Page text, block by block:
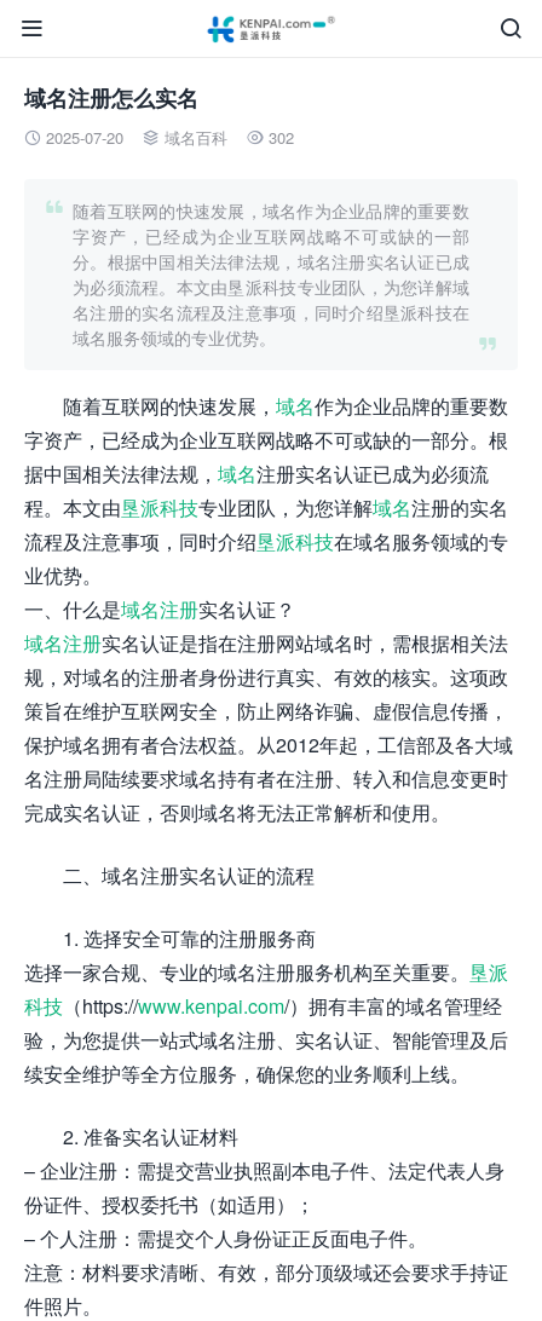


域名注册怎么实名
 2025-07-20  域名百科  302


随着互联网的快速发展，域名作为企业品牌的重要数
字资产，已经成为企业互联网战略不可或缺的一部
分。根据中国相关法律法规，域名注册实名认证已成
为必须流程。本文由垦派科技专业团队，为您详解域
名注册的实名流程及注意事项，同时介绍垦派科技在
域名服务领域的专业优势。
随着互联网的快速发展， 域名作为企业品牌的重要数
字资产，已经成为企业互联网战略不可或缺的一部分。根
据中国相关法律法规， 域名注册实名认证已成为必须流
程。本文由垦派科技专业团队，为您详解域名注册的实名
流程及注意事项，同时介绍垦派科技在域名服务领域的专
业优势。
一、什么是域名注册实名认证？
域名注册实名认证是指在注册网站域名时，需根据相关法
规，对域名的注册者身份进行真实、有效的核实。这项政
策旨在维护互联网安全，防止网络诈骗、虚假信息传播，
保护域名拥有者合法权益。从2012年起，工信部及各大域
名注册局陆续要求域名持有者在注册、转入和信息变更时
完成实名认证，否则域名将无法正常解析和使用。
二、域名注册实名认证的流程
1. 选择安全可靠的注册服务商
选择一家合规、专业的域名注册服务机构至关重要。 垦派
科技 （https://www.kenpai.com/）拥有丰富的域名管理经
验，为您提供一站式域名注册、实名认证、智能管理及后
续安全维护等全方位服务，确保您的业务顺利上线。
2. 准备实名认证材料
– 企业注册：需提交营业执照副本电子件、法定代表人身
份证件、授权委托书（如适用）；
– 个人注册：需提交个人身份证正反面电子件。
注意：材料要求清晰、有效，部分顶级域还会要求手持证
件照片。